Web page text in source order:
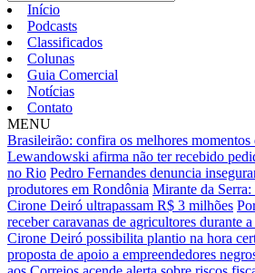
Início
Podcasts
Classificados
Colunas
Guia Comercial
Notícias
Contato
MENU
Brasileirão: confira os melhores
Lewandowski afirma não ter recebido
no Rio Pedro Fernandes denuncia
produtores em Rondônia Mirante da Serra:
Cirone Deiró ultrapassam R$ 3 milhões
receber caravanas de agricultores durante
Cirone Deiró possibilita plantio na hora
proposta de apoio a empreendedores